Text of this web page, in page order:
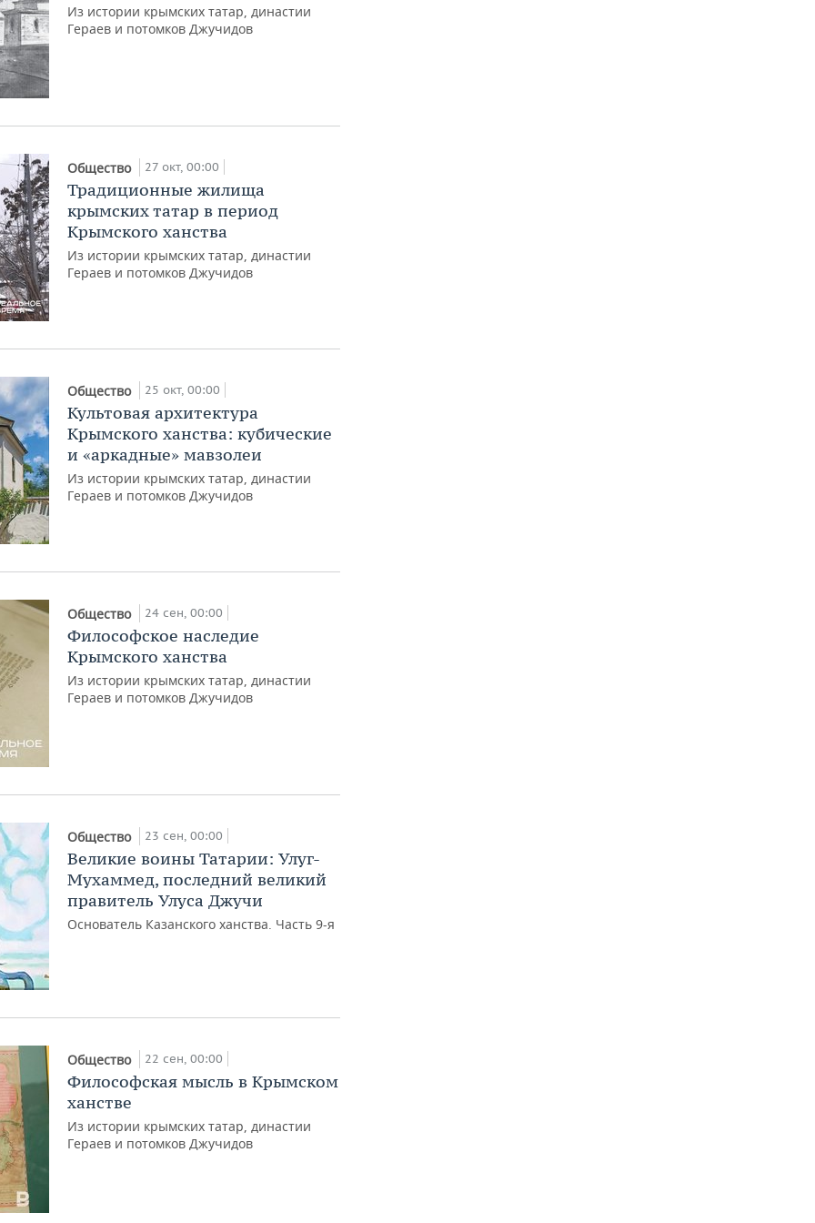
Из истории крымских татар, династии
Гераев и потомков Джучидов
Общество 27 окт, 00:00
Традиционные жилища
крымских татар в период
Крымского ханства
Из истории крымских татар, династии
Гераев и потомков Джучидов
Общество 25 окт, 00:00
Культовая архитектура
Крымского ханства: кубические
и «аркадные» мавзолеи
Из истории крымских татар, династии
Гераев и потомков Джучидов
Общество 24 сен, 00:00
Философское наследие
Крымского ханства
Из истории крымских татар, династии
Гераев и потомков Джучидов
Общество 23 сен, 00:00
Великие воины Татарии: Улуг-
Мухаммед, последний великий
правитель Улуса Джучи
Основатель Казанского ханства. Часть 9-я
Общество 22 сен, 00:00
Философская мысль в Крымском
ханстве
Из истории крымских татар, династии
Гераев и потомков Джучидов